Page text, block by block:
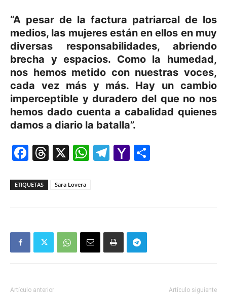
“A pesar de la factura patriarcal de los
medios, las mujeres están en ellos en muy
diversas responsabilidades, abriendo
brecha y espacios. Como la humedad,
nos hemos metido con nuestras voces,
cada vez más y más. Hay un cambio
imperceptible y duradero del que no nos
hemos dado cuenta a cabalidad quienes
damos a diario la batalla”.
Facebook
Threads
X WhatsApp
Telegram
Yahoo
ETIQUETAS Sara Lovera
Artículo anterior Artículo siguiente